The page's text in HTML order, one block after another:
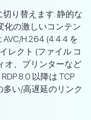
り替えます: 静的な
化の激しいコンテン
H.264 (4:4:4 を
レクト (ファイル コ
オ、プリンターなど
8.0 以降は TCP
多い/高遅延のリンク